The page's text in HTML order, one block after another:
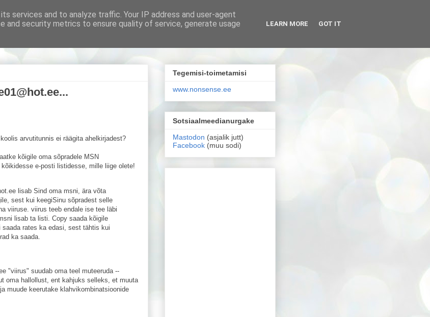
päevas
arvutitunnis ei räägita ahelkirjadest?
kõigile oma sõpradele MSN
e-posti listidesse, mille liige olete!
lisab Sind oma msni, ära võta
sest kui keegiSinu sõpradest selle
viiruse. viirus teeb endale ise tee läbi
lisab ta listi. Copy saada kõigile
rates ka edasi, sest tähtis kui
ka saada.
"viirus" suudab oma teel muteeruda --
oma hallollust, ent kahjuks selleks, et muuta
muude keerutake klahvikombinatsioonide
Tegemisi-toimetamisi
www.nonsense.ee
Sotsiaalmeedianurgake
Mastodon (asjalik jutt)
Facebook (muu sodi)
services and to analyze traffic. Your IP address and user-agent
and security metrics to ensure quality of service, generate usage
LEARN MORE GOT IT